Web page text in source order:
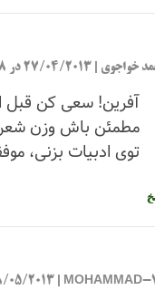
خواجوی 27/04/2013 در 02:28
آفرین! سعی کن قبل
مطمئن باش وزن
توی ادبیات بزنی،
MOHAMMAD-
|18/05/2013 در